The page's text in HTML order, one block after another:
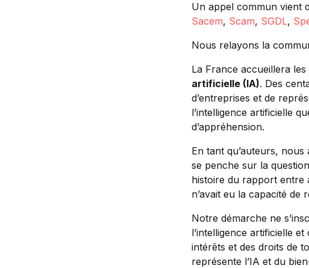
Un appel commun vient
Sacem, Scam, SGDL,
Nous relayons la
La France accueillera les
artificielle (IA). Des
d’entreprises et de
l’intelligence artificielle
d’appréhension.
En tant qu’auteurs, nous
se penche sur la
histoire du rapport entre
n’avait eu la capacité
Notre démarche ne
l’intelligence artificielle
intérêts et des droits de
représente l’IA et du